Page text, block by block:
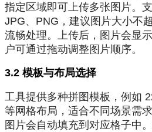
指定区域即可上传多张图片。
JPG、PNG，建议图片大小不
流畅处理。上传后，图片会显
户可通过拖动调整图片顺序。
3.2 模板与布局选择
工具提供多种拼图模板，例如
等网格布局，适合不同场景需
图片会自动填充到对应格子中